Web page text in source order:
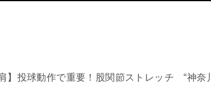
肩】投球動作で重要！股関節ストレッチ “神